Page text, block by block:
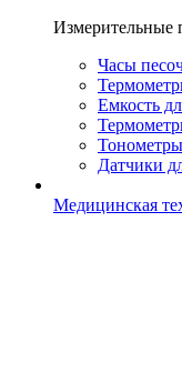
Измерительные
Часы
Емкость
Тонометры
Датчики
Медицинская